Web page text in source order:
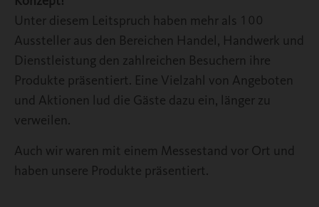
Unter diesem Leitspruch haben mehr als 100
Aussteller aus den Bereichen Handel, Handwerk und
Dienstleistung den zahlreichen Besuchern ihre
Produkte präsentiert. Eine Vielzahl von Angeboten
und Aktionen lud die Gäste dazu ein, länger zu
verweilen.
Auch wir waren mit einem Messestand vor Ort und
haben unsere Produkte präsentiert.